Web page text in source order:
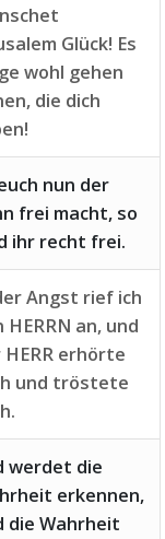
Glück! Es
wohl gehen
die dich
nun der
frei macht, so
ihr recht frei.
Angst rief ich
HERRN an, und
HERR erhörte
und tröstete
werdet die
erkennen,
die Wahrheit